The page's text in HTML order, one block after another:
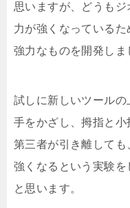
思いますが、どうもジ
力が強くなっているた
強力なものを開発しま
試しに新しいツールの
手をかざし、拇指と小
第三者が引き離しても
強くなるという実験を
と思います。